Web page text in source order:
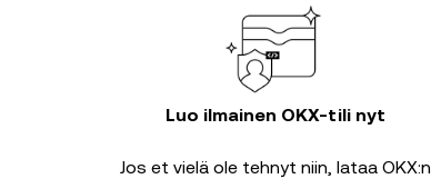
Luo ilmainen OKX-tili nyt
Jos et vielä ole tehnyt niin, lataa OKX:n